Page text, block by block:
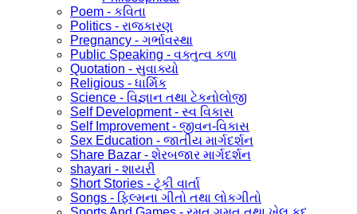
Poem - કવિતા
Politics - રાજકારણ
Pregnancy - ગર્ભાવસ્થા
Public Speaking - વક્તુત્વ કળા
Quotation - સુવાક્યો
Religious - ધાર્મિક
Science - વિજ્ઞાન તથા ટેકનોલોજી
Self Development - સ્વ વિકાસ
Self Improvement - જીવન-વિકાસ
Sex Education - જાતીય માર્ગદર્શન
Share Bazar - શેરબજાર માર્ગદર્શન
shayari - શાયરી
Short Stories - ટૂંકી વાર્તા
Songs - ફિલ્મના ગીતો તથા લોકગીતો